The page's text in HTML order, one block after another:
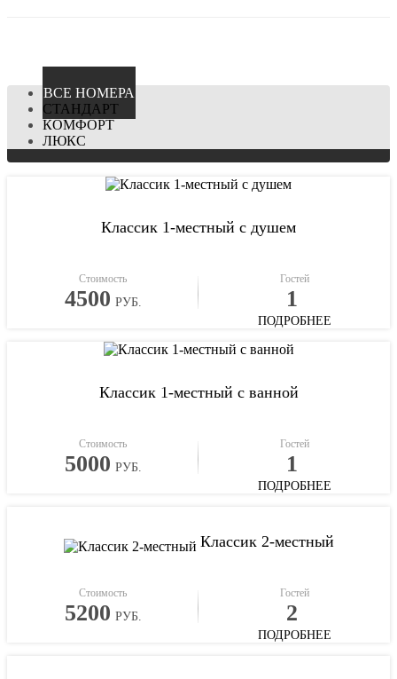
ВCЕ НОМЕРА
СТАНДАРТ
КОМФОРТ
ЛЮКС
Классик 1-местный с душем
Стоимость
4500 РУБ.
Гостей
1
ПОДРОБНЕЕ
Классик 1-местный с ванной
Стоимость
5000 РУБ.
Гостей
1
ПОДРОБНЕЕ
Классик 2-местный
Стоимость
5200 РУБ.
Гостей
2
ПОДРОБНЕЕ